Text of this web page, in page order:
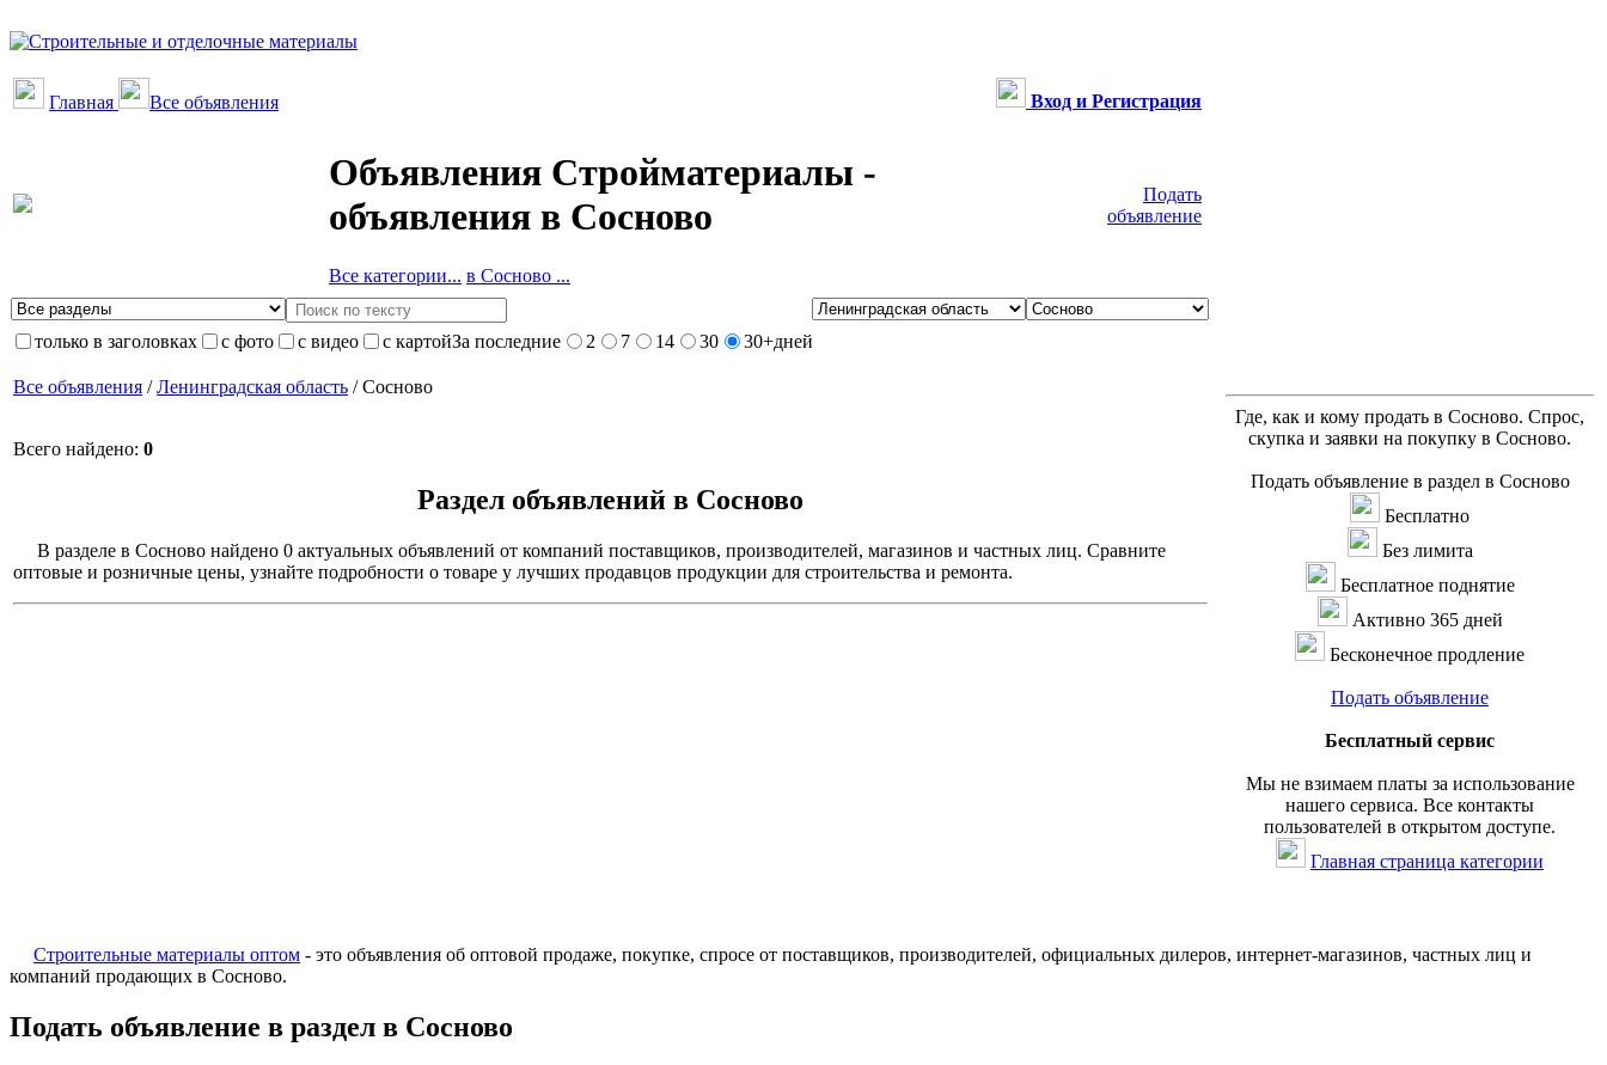
Главная Все объявления Вход и Регистрация
Объявления Стройматериалы -
объявления в Сосново
Все категории... в Сосново ...
Подать
объявление
только в заголовках с фото с видео с картойЗа последние 2 7 14 30 30+дней
Все объявления /Ленинградская область / Сосново
Всего найдено: 0
Раздел объявлений в Сосново
В разделе в Сосново найдено 0 актуальных объявлений от компаний поставщиков, производителей, магазинов и частных лиц. Сравните
оптовые и розничные цены, узнайте подробности о товаре у лучших продавцов продукции для строительства и ремонта.
Где, как и кому продать в Сосново. Спрос,
скупка и заявки на покупку в Сосново.
Подать объявление в раздел в Сосново
Бесплатно
Без лимита
Бесплатное поднятие
Активно 365 дней
Бесконечное продление
Подать объявление
Бесплатный сервис
Мы не взимаем платы за использование
нашего сервиса. Все контакты
пользователей в открытом доступе.
Главная страница категории
Строительные материалы оптом - это объявления об оптовой продаже, покупке, спросе от поставщиков, производителей, официальных дилеров, интернет-магазинов, частных лиц и
компаний продающих в Сосново.
Подать объявление в раздел в Сосново